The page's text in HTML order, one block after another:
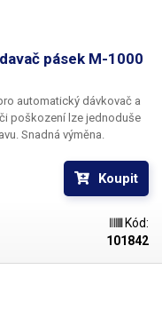
pásek M-1000
automatický dávkovač a
poškození lze jednoduše
Snadná výměna.
Koupit
Kód:
101842